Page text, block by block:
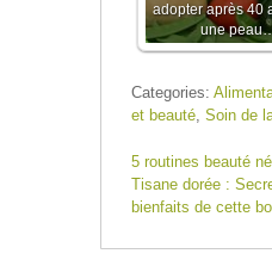
adopter après 40
une peau…
Categories:
et beauté, Soin de
5 routines beauté
Tisane dorée :
bienfaits de cette